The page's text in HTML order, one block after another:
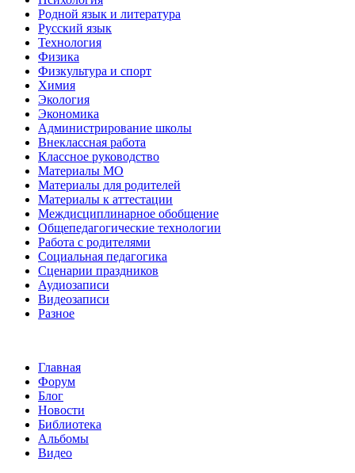
Родной язык и литература
Русский язык
Технология
Физика
Физкультура и спорт
Химия
Экология
Экономика
Администрирование школы
Внеклассная работа
Классное руководство
Материалы МО
Материалы для родителей
Материалы к аттестации
Междисциплинарное обобщение
Общепедагогические технологии
Работа с родителями
Социальная педагогика
Сценарии праздников
Аудиозаписи
Видеозаписи
Разное
Главная
Форум
Блог
Новости
Библиотека
Альбомы
Видео